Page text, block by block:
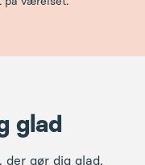
bevægelse og
varme og